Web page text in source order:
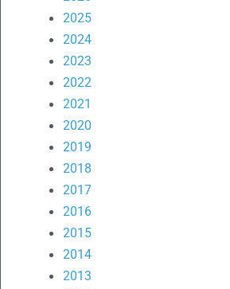
2025
2024
2023
2022
2021
2020
2019
2018
2017
2016
2015
2014
2013